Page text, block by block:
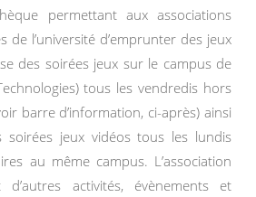
permettant aux associations
de l’université d’emprunter des jeux
des soirées jeux sur le campus de
tous les vendredis hors
barre d’information, ci-après) ainsi
soirées jeux vidéos tous les lundis
au même campus. L’association
d’autres activités, évènements et